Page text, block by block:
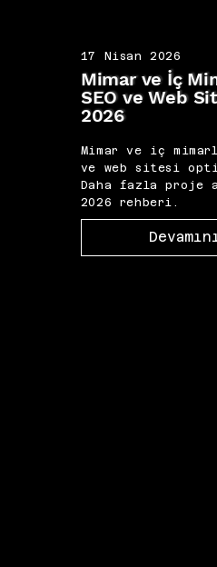
17 Nisan 2026
Mimar ve İç
SEO ve Web
2026
Mimar ve iç
ve web sitesi
Daha fazla proje
2026 rehberi.